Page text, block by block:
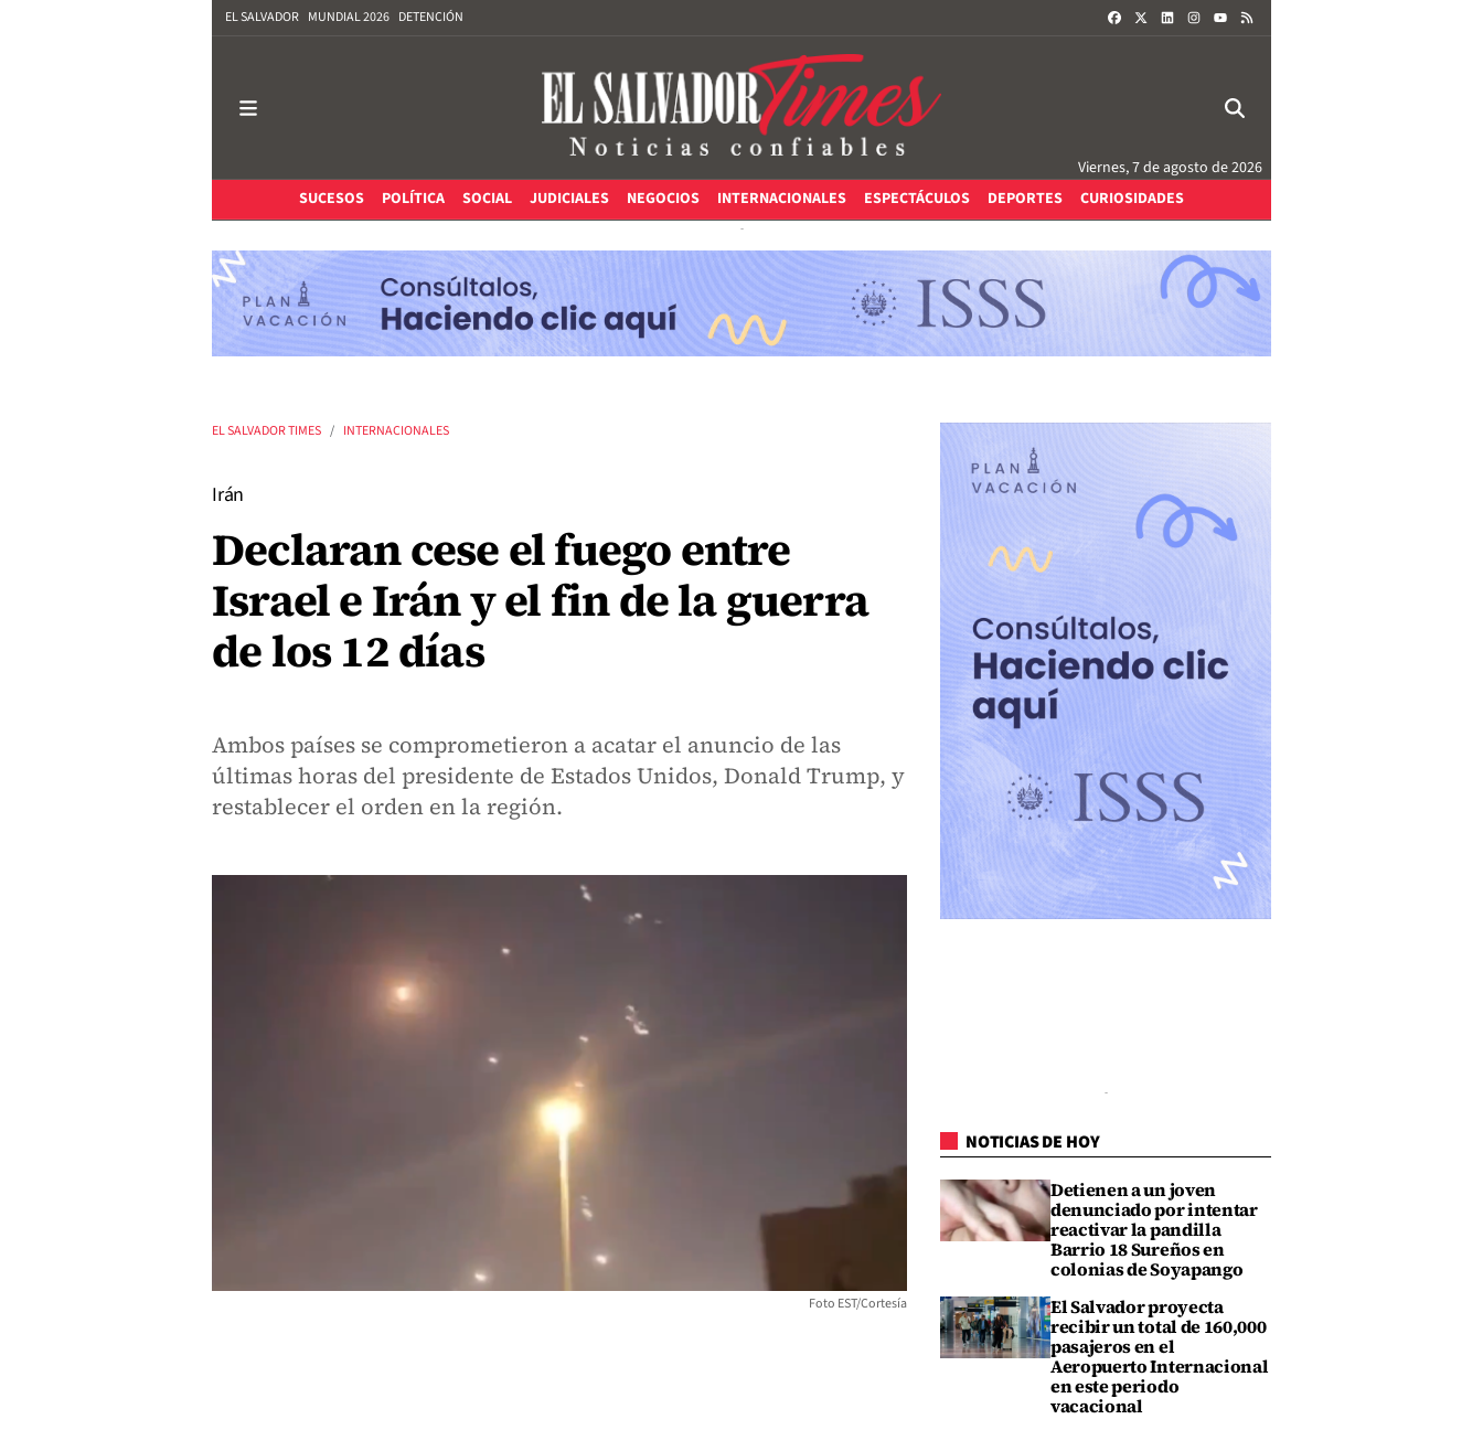
EL SALVADOR MUNDIAL 2026 DETENCIÓN FACEBOOKLINKEDININSTAGRAM
Viernes, 7 de agosto de 2026
SUCESOS
POLÍTICA SOCIAL JUDICIALES NEGOCIOS INTERNACIONALES ESPECTÁCULOS DEPORTES CURIOSIDADES
EL SALVADOR TIMES INTERNACIONALES
Irán
Declaran cese el fuego entre
Israel e Irán y el fin de la guerra
de los 12 días
Ambos países se comprometieron a acatar el anuncio de las
últimas horas del presidente de Estados Unidos, Donald Trump, y
restablecer el orden en la región.
Foto EST/Cortesía
NOTICIAS DE HOY
Detienen a un joven
denunciado por intentar
reactivar la pandilla
Barrio 18 Sureños en
colonias de Soyapango
El Salvador proyecta
recibir un total de 160,000
pasajeros en el
Aeropuerto Internacional
en este periodo
vacacional